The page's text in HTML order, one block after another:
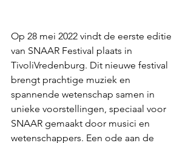
Op 28 mei 2022 vindt de eerste editie
van SNAAR Festival plaats in
TivoliVredenburg. Dit nieuwe festival
brengt prachtige muziek en
spannende wetenschap samen in
unieke voorstellingen, speciaal voor
SNAAR gemaakt door musici en
wetenschappers. Een ode aan de